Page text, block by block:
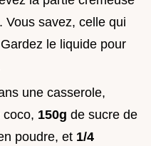
Vous savez, celle qui
le liquide pour
une casserole,
coco, 150g de sucre de
poudre, et 1/4